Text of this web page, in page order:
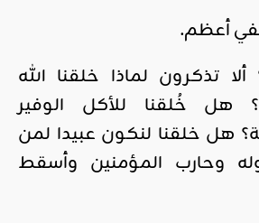
أعظم.
تذكرون لماذا خلقنا الله
هل خُلقنا للأكل الوفير
هل خلقنا لنكون عبيدا لمن
وحارب المؤمنين وأسقط